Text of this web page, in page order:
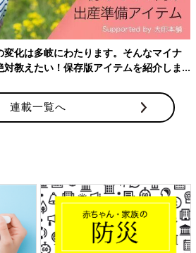
用した収納ですよね！かばんやブラシ
か。ちょっとしたスペースを上手に利
たいですね♪
グが重ならずにすっきり！「バ
220円）」
化は多岐にわたります。そんなマイナ
教えたい！保存版アイテムを紹介しま
連載一覧へ